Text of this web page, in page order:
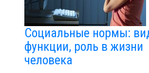
Социальные нормы:
функции, роль в жизни
человека